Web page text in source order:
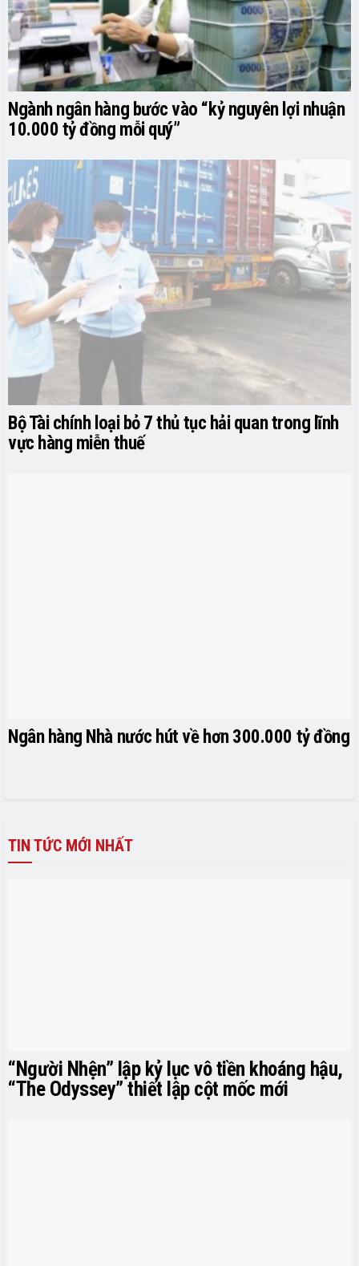
Ngành ngân hàng bước vào “kỷ nguyên lợi nhuận
10.000 tỷ đồng mỗi quý”
Bộ Tài chính loại bỏ 7 thủ tục hải quan trong lĩnh
vực hàng miễn thuế
Ngân hàng Nhà nước hút về hơn 300.000 tỷ đồng
TIN TỨC MỚI NHẤT
“Người Nhện” lập kỷ lục vô tiền khoáng hậu,
“The Odyssey” thiết lập cột mốc mới